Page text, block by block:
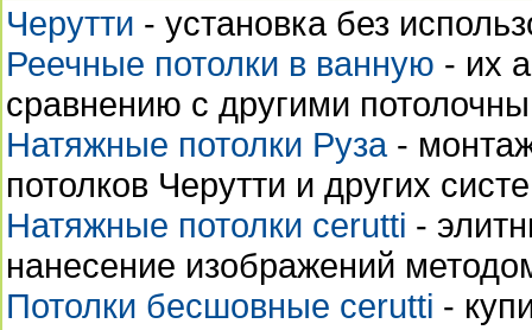
Черутти - установка без
Реечные потолки в ванную - их
сравнению с другими
Натяжные потолки Руза-
потолков Черутти и других
Натяжные потолки cerutti -
нанесение изображений
Потолки бесшовные cerutti -